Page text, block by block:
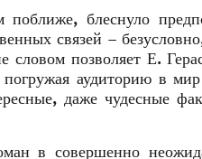
блеснуло
связей –
словом позволяет Е.
аудиторию в
даже чудесные
в совершенно